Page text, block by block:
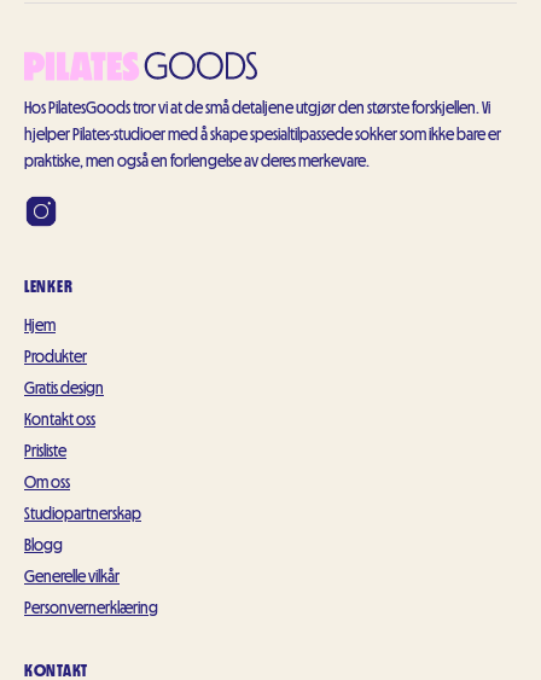
Hos PilatesGoods tror vi at de små detaljene utgjør den største forskjellen. Vi
hjelper Pilates-studioer med å skape spesialtilpassede sokker som ikke bare er
praktiske, men også en forlengelse av deres merkevare.
LENKER
Hjem
Produkter
Gratis design
Kontakt oss
Prisliste
Om oss
Studiopartnerskap
Blogg
Generelle vilkår
Personvernerklæring
KONTAKT